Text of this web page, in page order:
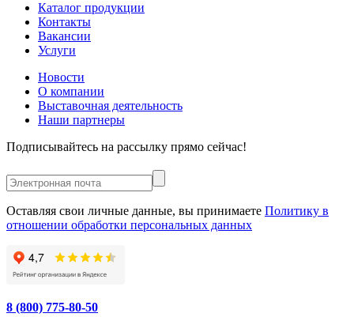
Каталог продукции
Контакты
Вакансии
Услуги
Новости
О компании
Выставочная деятельность
Наши партнеры
Подписывайтесь на рассылку прямо сейчас!
Оставляя свои личные данные, вы принимаете Политику в
отношении обработки персональных данных
8 (800) 775-80-50